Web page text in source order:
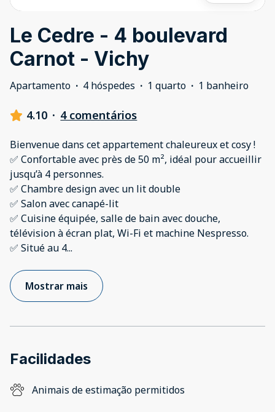
Le Cedre - 4 boulevard
Carnot - Vichy
Apartamento · 4 hóspedes · 1 quarto · 1 banheiro
4.10 · 4 comentários
Bienvenue dans cet appartement chaleureux et cosy !
✅ Confortable avec près de 50 m², idéal pour accueillir
jusqu’à 4 personnes.
✅ Chambre design avec un lit double
✅ Salon avec canapé-lit
✅ Cuisine équipée, salle de bain avec douche,
télévision à écran plat, Wi-Fi et machine Nespresso.
✅ Situé au 4...
Mostrar mais
Facilidades
Animais de estimação permitidos